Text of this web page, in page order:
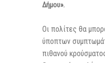
Δήμου».
Οι πολίτες θα
ύποπτων
πιθανού